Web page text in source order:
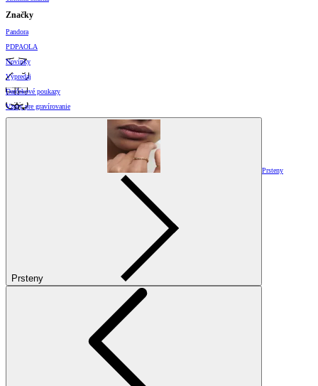
Značky
Pandora
PDPAOLA
Novinky
Výpredaj
Darčekové poukazy
Vzory pre gravírovanie
Prsteny
Prsteny